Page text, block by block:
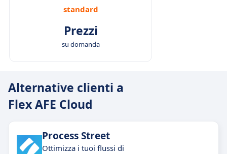
standard
Prezzi
su domanda
Alternative clienti a
Flex AFE Cloud
Process Street
Ottimizza i tuoi flussi di